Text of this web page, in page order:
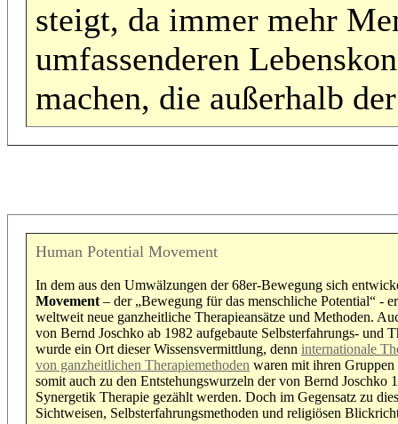
steigt, da immer mehr
umfassenderen
machen, die außerhalb
Human Potential Movement
In dem aus den Umwälzungen der 68er-Bewegung sich
Movement – der „Bewegung für das menschliche Potential“ -
weltweit neue ganzheitliche Therapieansätze und Methoden.
von Bernd Joschko ab 1982 aufgebaute Selbsterfahrungs- und
wurde ein Ort dieser Wissensvermittlung, denn internationale
von ganzheitlichen Therapiemethoden waren mit ihren
somit auch zu den Entstehungswurzeln der von Bernd Joschko
Synergetik Therapie gezählt werden. Doch im Gegensatz zu
Sichtweisen, Selbsterfahrungsmethoden und religiösen